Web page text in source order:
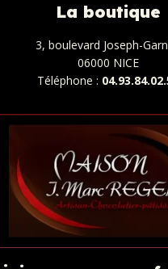
La boutique
3, boulevard Joseph-
06000 NICE
Téléphone :